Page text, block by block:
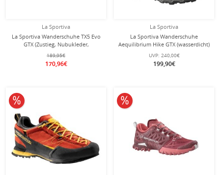
La Sportiva
La Sportiva Wanderschuhe TX5 Evo
GTX (Zustieg, Nubukleder,
wasserdicht) carbongrau/gelb
Herren
189,95€
170,96€
La Sportiva
La Sportiva Wanderschuhe
Aequilibrium Hike GTX (wasserdicht)
carbongrau/schwarz Herren
UVP: 240,00€
199,90€
10% reduziert 10% reduziert